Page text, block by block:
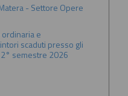
- Settore Opere
e
scaduti presso gli
semestre 2026